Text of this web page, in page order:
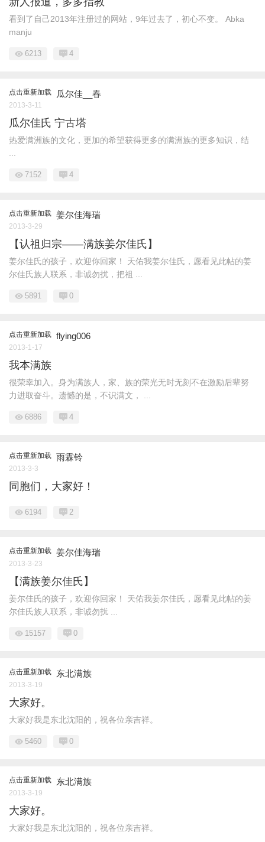
看到了自己2013年注册过的网站，9年过去了，初心不变。 Abka
manju
6213 4
点击重新加载 瓜尔佳__春
2013-3-11
瓜尔佳氏 宁古塔
热爱满洲族的文化，更加的希望获得更多的满洲族的更多知识，结
7152 4
点击重新加载 姜尔佳海瑞
2013-3-29
【认祖归宗——满族姜尔佳氏】
姜尔佳氏的孩子，欢迎你回家！ 天佑我姜尔佳氏，愿看见此帖的姜
尔佳氏族人联系，非诚勿扰，把祖 ...
5891 0
点击重新加载 flying006
2013-1-17
我本满族
很荣幸加入。身为满族人，家、族的荣光无时无刻不在激励后辈努
力进取奋斗。遗憾的是，不识满文， ...
6886 4
点击重新加载 雨霖铃
2013-3-3
同胞们，大家好！
6194 2
点击重新加载 姜尔佳海瑞
2013-3-23
【满族姜尔佳氏】
姜尔佳氏的孩子，欢迎你回家！ 天佑我姜尔佳氏，愿看见此帖的姜
尔佳氏族人联系，非诚勿扰 ...
15157 0
点击重新加载 东北满族
2013-3-19
大家好。
大家好我是东北沈阳的，祝各位亲吉祥。
5460 0
点击重新加载 东北满族
2013-3-19
大家好。
大家好我是东北沈阳的，祝各位亲吉祥。